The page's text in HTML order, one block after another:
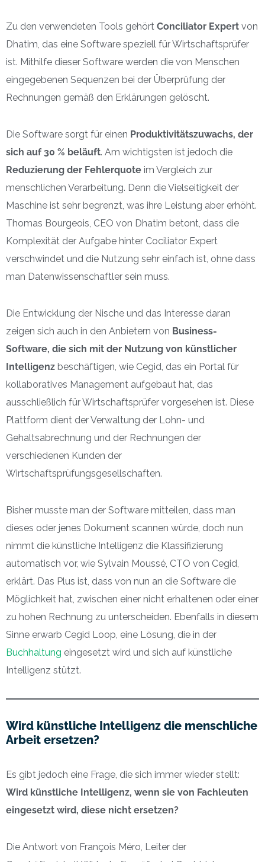
Zu den verwendeten Tools gehört Conciliator Expert von
Dhatim, das eine Software speziell für Wirtschaftsprüfer
ist. Mithilfe dieser Software werden die von Menschen
eingegebenen Sequenzen bei der Überprüfung der
Rechnungen gemäß den Erklärungen gelöscht.
Die Software sorgt für einen Produktivitätszuwachs, der
sich auf 30 % beläuft. Am wichtigsten ist jedoch die
Reduzierung der Fehlerquote im Vergleich zur
menschlichen Verarbeitung. Denn die Vielseitigkeit der
Maschine ist sehr begrenzt, was ihre Leistung aber erhöht.
Thomas Bourgeois, CEO von Dhatim betont, dass die
Komplexität der Aufgabe hinter Cociliator Expert
verschwindet und die Nutzung sehr einfach ist, ohne dass
man Datenwissenschaftler sein muss.
Die Entwicklung der Nische und das Interesse daran
zeigen sich auch in den Anbietern von Business-
Software, die sich mit der Nutzung von künstlicher
Intelligenz beschäftigen, wie Cegid, das ein Portal für
kollaboratives Management aufgebaut hat, das
ausschließlich für Wirtschaftsprüfer vorgesehen ist. Diese
Plattform dient der Verwaltung der Lohn- und
Gehaltsabrechnung und der Rechnungen der
verschiedenen Kunden der
Wirtschaftsprüfungsgesellschaften.
Bisher musste man der Software mitteilen, dass man
dieses oder jenes Dokument scannen würde, doch nun
nimmt die künstliche Intelligenz die Klassifizierung
automatisch vor, wie Sylvain Moussé, CTO von Cegid,
erklärt. Das Plus ist, dass von nun an die Software die
Möglichkeit hat, zwischen einer nicht erhaltenen oder einer
zu hohen Rechnung zu unterscheiden. Ebenfalls in diesem
Sinne erwarb Cegid Loop, eine Lösung, die in der
Buchhaltung eingesetzt wird und sich auf künstliche
Intelligenz stützt.
Wird künstliche Intelligenz die menschliche
Arbeit ersetzen?
Es gibt jedoch eine Frage, die sich immer wieder stellt:
Wird künstliche Intelligenz, wenn sie von Fachleuten
eingesetzt wird, diese nicht ersetzen?
Die Antwort von François Méro, Leiter der